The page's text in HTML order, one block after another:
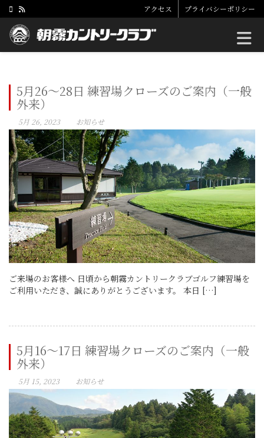
アクセス プライバシーポリシー
5月26～28日 練習場クローズのご案内（一般
外来）
5月 26, 2023 お知らせ
ご来場のお客様へ 日頃から朝霧カントリークラブゴルフ練習場を
ご利用いただき、誠にありがとうございます。 本日 […]
5月16～17日 練習場クローズのご案内（一般
外来）
5月 15, 2023 お知らせ